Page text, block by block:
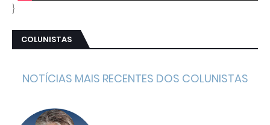
}
COLUNISTAS
NOTÍCIAS MAIS RECENTES DOS COLUNISTAS